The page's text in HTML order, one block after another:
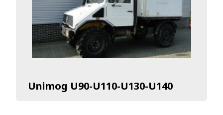
Unimog U90-U110-U130-U140